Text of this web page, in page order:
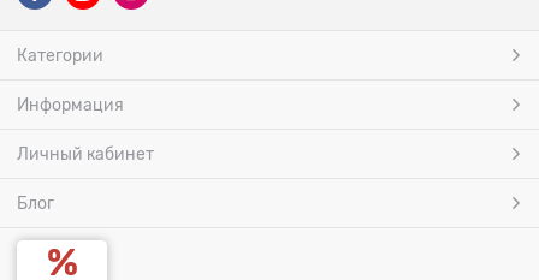
Категории
Информация
Личный кабинет
Блог